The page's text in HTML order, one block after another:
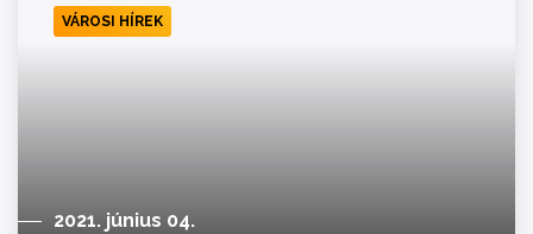
VÁROSI HÍREK
2021. június 04.